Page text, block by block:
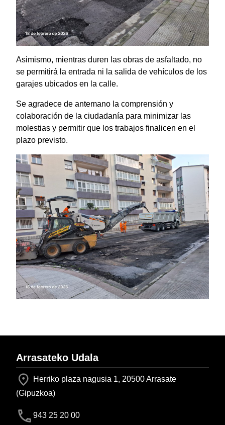
Asimismo, mientras duren las obras de asfaltado, no
se permitirá la entrada ni la salida de vehículos de los
garajes ubicados en la calle.
Se agradece de antemano la comprensión y
colaboración de la ciudadanía para minimizar las
molestias y permitir que los trabajos finalicen en el
plazo previsto.
Arrasateko Udala
Herriko plaza nagusia 1, 20500 Arrasate
(Gipuzkoa)
943 25 20 00